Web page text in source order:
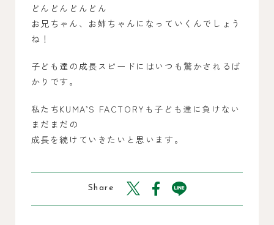
どんどんどんどん
お兄ちゃん、お姉ちゃんになっていくんでしょう
ね！
子ども達の成長スピードにはいつも驚かされるば
かりです。
私たちKUMA’S FACTORYも子ども達に負けない
まだまだの
成長を続けていきたいと思います。
Share